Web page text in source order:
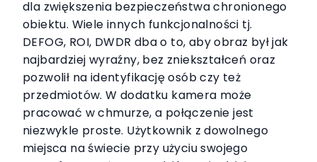
dla zwiększenia bezpieczeństwa chronionego
obiektu. Wiele innych funkcjonalności tj.
DEFOG, ROI, DWDR dba o to, aby obraz był jak
najbardziej wyraźny, bez zniekształceń oraz
pozwolił na identyfikację osób czy też
przedmiotów. W dodatku kamera może
pracować w chmurze, a połączenie jest
niezwykle proste. Użytkownik z dowolnego
miejsca na świecie przy użyciu swojego